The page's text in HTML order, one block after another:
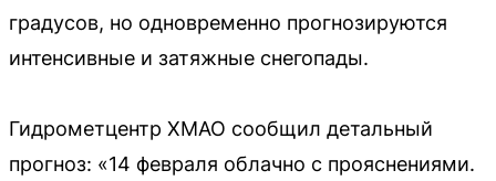
градусов, но одновременно прогнозируются
интенсивные и затяжные снегопады.
Гидрометцентр ХМАО сообщил детальный
прогноз: «14 февраля облачно с прояснениями.